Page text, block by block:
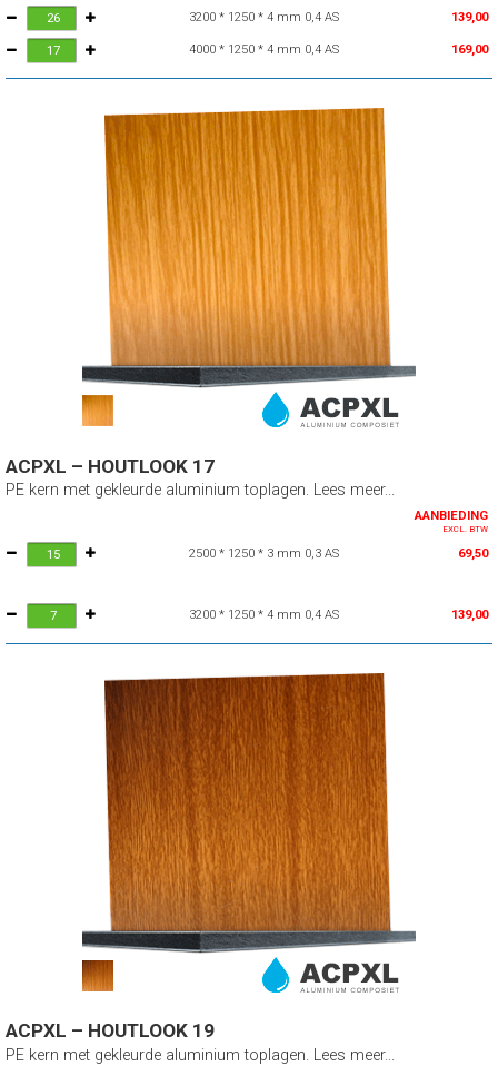
3200 * 1250 * 4 mm 0,4 AS 139,00
4000 * 1250 * 4 mm 0,4 AS 169,00
ACPXL – HOUTLOOK 17
PE kern met gekleurde aluminium toplagen. Lees meer...
AANBIEDING
EXCL. BTW
2500 * 1250 * 3 mm 0,3 AS 69,50
3200 * 1250 * 4 mm 0,4 AS 139,00
ACPXL – HOUTLOOK 19
PE kern met gekleurde aluminium toplagen. Lees meer...